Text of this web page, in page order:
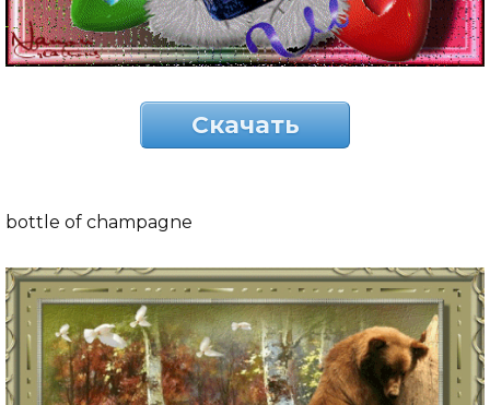
Скачать
bottle of champagne